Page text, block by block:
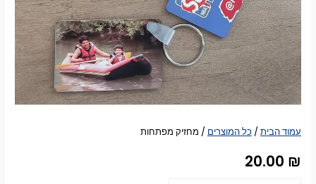
עמוד הבית / כל המוצרים / מחזיק מפתחות
20.00 ₪